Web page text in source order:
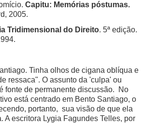
Capitu: Memórias póstumas.
2005.
Tridimensional do Direito. 5ª edição.
Tinha olhos de cigana oblíqua e
ressaca". O assunto da 'culpa' ou
fonte de permanente discussão. No
está centrado em Bento Santiago, o
portanto, sua visão de que ela
A escritora Lygia Fagundes Telles, por